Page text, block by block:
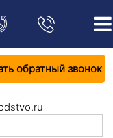
обратный звонок